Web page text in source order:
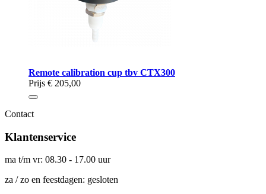
Remote calibration cup tbv CTX300
Prijs € 205,00
Contact
Klantenservice
ma t/m vr: 08.30 - 17.00 uur
za / zo en feestdagen: gesloten